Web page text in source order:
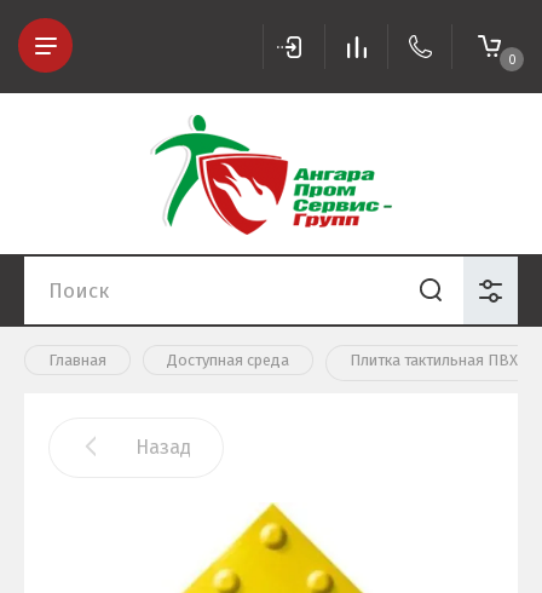
0
Главная Доступная среда Плитка тактильная ПВХ
Назад